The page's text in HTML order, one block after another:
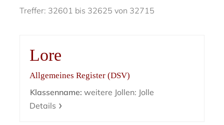
Treffer: 32601 bis 32625 von 32715
Lore
Allgemeines Register (DSV)
Klassenname: weitere Jollen: Jolle
Details